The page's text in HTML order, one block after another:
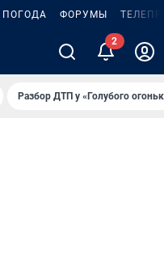
ПОГОДА ФОРУМЫ
Разбор ДТП у «Голубого